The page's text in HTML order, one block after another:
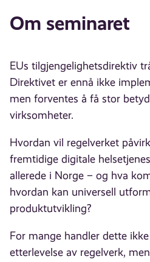
Om seminaret
EUs tilgjengelighetsdirektiv
Direktivet er ennå ikke
men forventes å få stor
virksomheter.
Hvordan vil regelverket
fremtidige digitale
allerede i Norge – og hva
hvordan kan universell
produktutvikling?
For mange handler dette
etterlevelse av regelverk,